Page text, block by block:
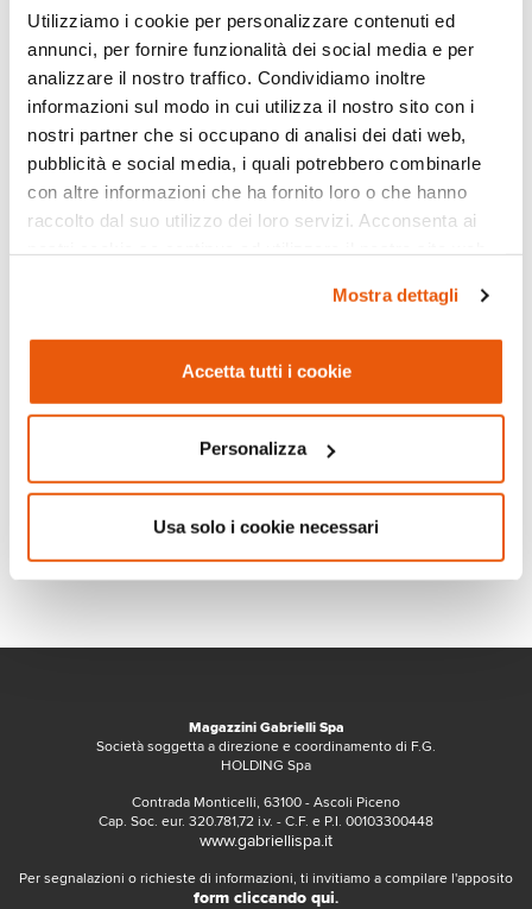
Utilizziamo i cookie per personalizzare contenuti ed
annunci, per fornire funzionalità dei social media e per
analizzare il nostro traffico. Condividiamo inoltre
informazioni sul modo in cui utilizza il nostro sito con i
nostri partner che si occupano di analisi dei dati web,
pubblicità e social media, i quali potrebbero combinarle
con altre informazioni che ha fornito loro o che hanno
raccolto dal suo utilizzo dei loro servizi. Acconsenta ai
Mostra dettagli
Accetta tutti i cookie
Personalizza
Usa solo i cookie necessari
Magazzini Gabrielli Spa
Società soggetta a direzione e coordinamento di F.G.
HOLDING Spa
Contrada Monticelli, 63100 - Ascoli Piceno
Cap. Soc. eur. 320.781,72 i.v. - C.F. e P.I. 00103300448
www.gabriellispa.it
Per segnalazioni o richieste di informazioni, ti invitiamo a compilare l'apposito
form cliccando qui.